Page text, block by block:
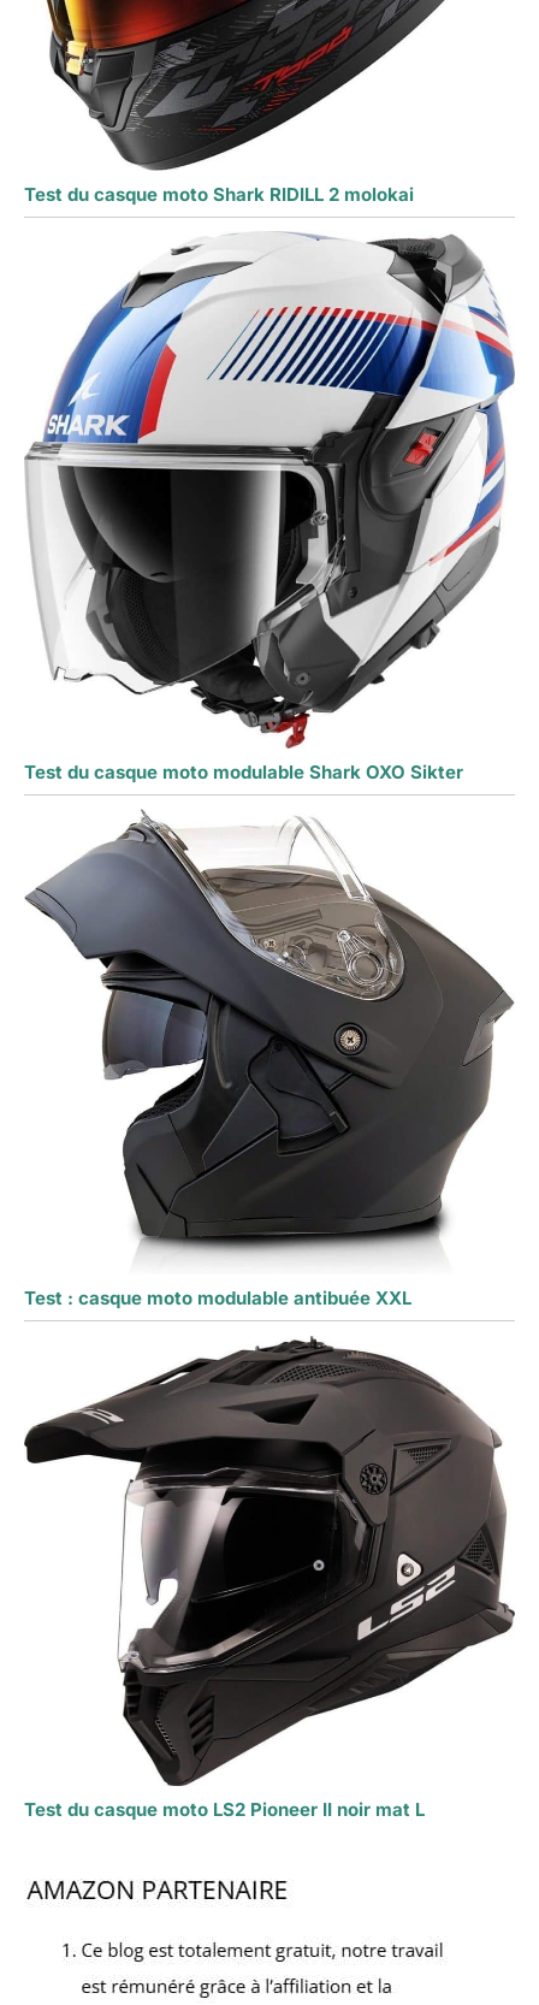
Test du casque moto Shark RIDILL 2 molokai
Test du casque moto modulable Shark OXO Sikter
Test : casque moto modulable antibuée XXL
Test du casque moto LS2 Pioneer II noir mat L